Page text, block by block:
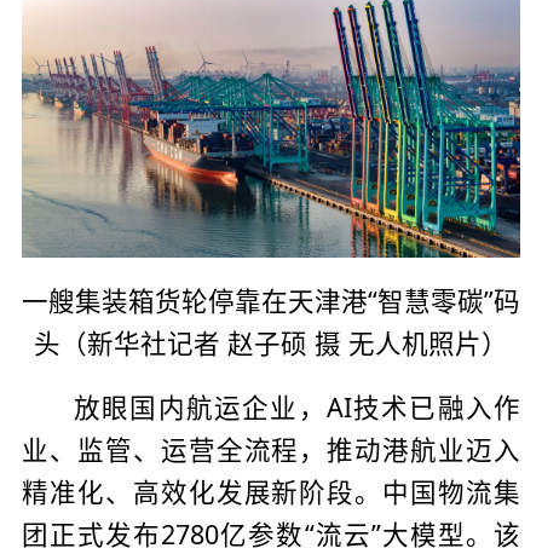
一艘集装箱货轮停靠在天津港“智慧零碳”码
头（新华社记者 赵子硕 摄 无人机照片）
放眼国内航运企业，AI技术已融入作
业、监管、运营全流程，推动港航业迈入
精准化、高效化发展新阶段。中国物流集
团正式发布2780亿参数“流云”大模型。该